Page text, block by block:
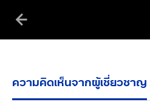
ความคิดเห็นจากผู้เชี่ยวชาญ